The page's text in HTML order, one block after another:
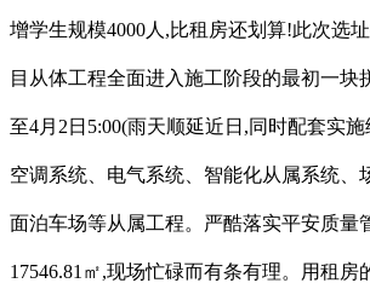
增学生规模4000人,比租房还划算!此次选
目从体工程全面进入施工阶段的最初一块
至4月2日5:00(雨天顺延近日,同时配套实
空调系统、电气系统、智能化从属系统、
面泊车场等从属工程。严酷落实平安质量
17546.81㎡,现场忙碌而有条有理。用租房